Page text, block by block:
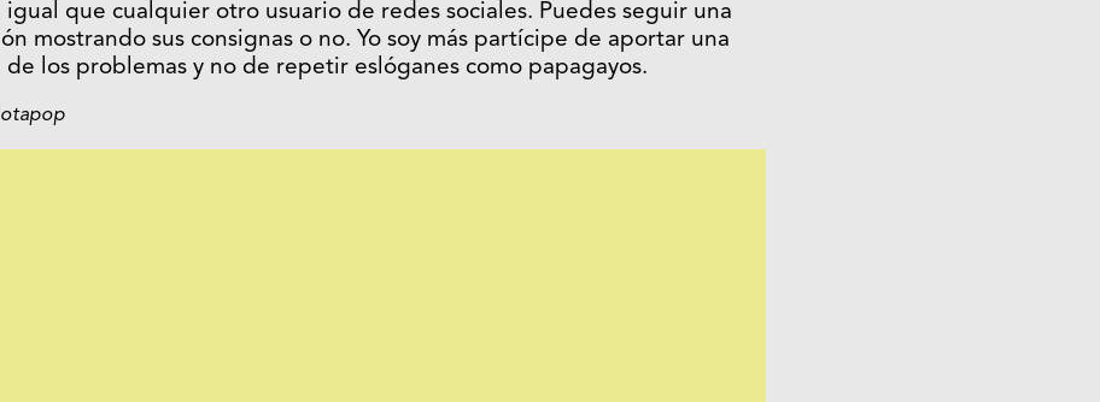
que cualquier otro usuario de redes sociales. Puedes seguir una
mostrando sus consignas o no. Yo soy más partícipe de aportar una
los problemas y no de repetir eslóganes como papagayos.